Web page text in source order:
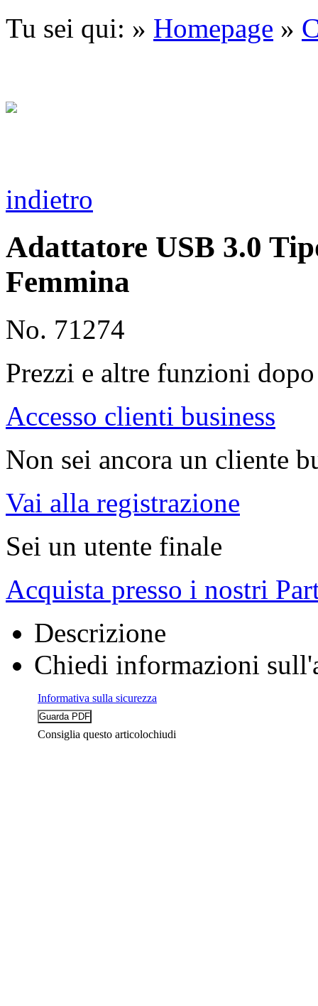
Tu sei qui: » Homepage »
indietro
Adattatore USB 3.0
Femmina
No. 71274
Prezzi e altre funzioni
Accesso clienti business
Non sei ancora un cliente
Vai alla registrazione
Sei un utente finale
Acquista presso i nostri
Descrizione
Chiedi informazioni
Informativa sulla sicurezza
Consiglia questo articolochiudi